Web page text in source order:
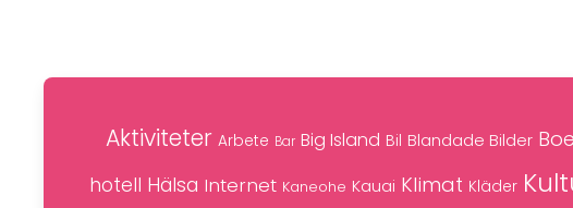
Aktiviteter Arbete Bar Big Island Bil Blandade Bilder
hotell Hälsa Internet Kaneohe Kauai Klimat Kläder